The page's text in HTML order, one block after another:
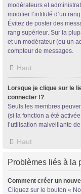
modérateurs et
modifier l’intitulé d’un
Évitez de poster des
rang supérieur. Sur la
et un modérateur (ou un
compteur de messages.
Haut
Lorsque je clique sur le
connecter !?
Seuls les membres
(si la fonction a été
l’utilisation malveillante
Haut
Problèmes liés à la
Comment créer un
Cliquez sur le bouton «